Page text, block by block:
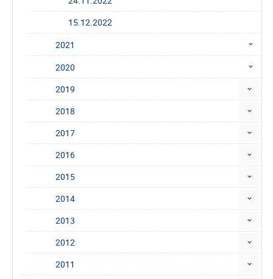
15.12.2022
2021
2020
2019
2018
2017
2016
2015
2014
2013
2012
2011